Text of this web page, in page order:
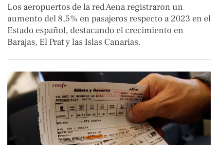
Los aeropuertos de la red Aena registraron un
aumento del 8,5% en pasajeros respecto a 2023 en el
Estado español, destacando el crecimiento en
Barajas, El Prat y las Islas Canarias.